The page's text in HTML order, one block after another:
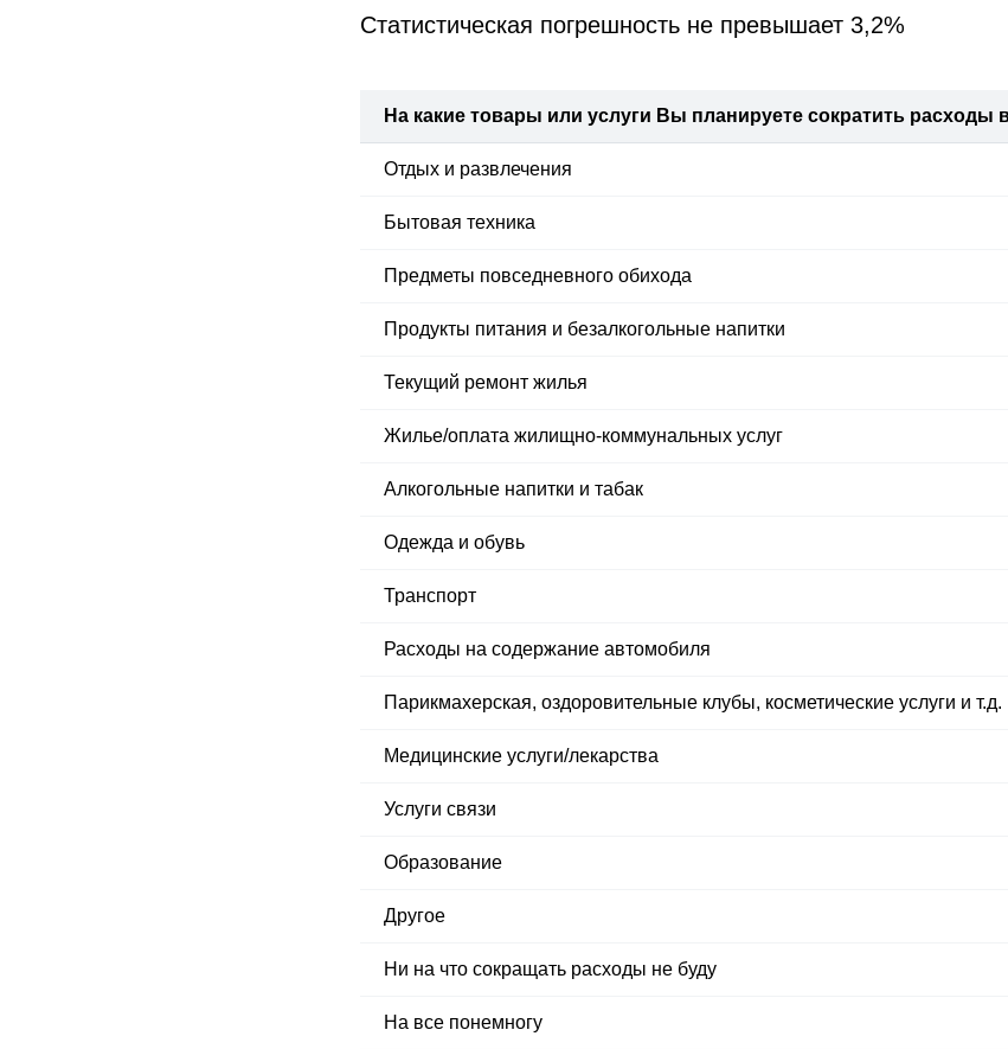
Статистическая погрешность не превышает 3,2%
На какие товары или услуги Вы планируете сократить расходы
Отдых и развлечения
Бытовая техника
Предметы повседневного обихода
Продукты питания и безалкогольные напитки
Текущий ремонт жилья
Жилье/​оплата жилищно-коммунальных услуг
Алкогольные напитки и табак
Одежда и обувь
Транспорт
Расходы на содержание автомобиля
Парикмахерская, оздоровительные клубы, косметические услуги и т.д.
Медицинские услуги/​лекарства
Услуги связи
Образование
Другое
Ни на что сокращать расходы не буду
На все понемногу